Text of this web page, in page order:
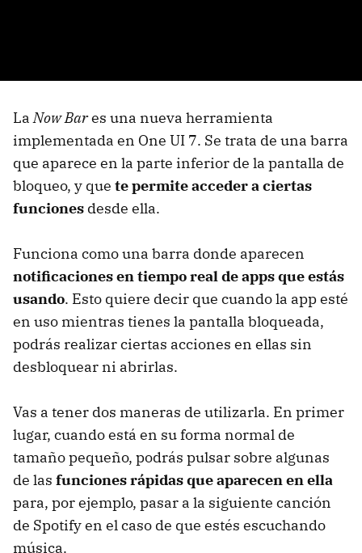
LaNow Bares una nueva herramienta
implementada en One UI 7. Se trata de una barra
que aparece en la parte inferior de la pantalla de
bloqueo, y que te permite acceder a ciertas
funciones desde ella.
Funciona como una barra donde aparecen
notificaciones en tiempo real de apps que estás
usando. Esto quiere decir que cuando la app esté
en uso mientras tienes la pantalla bloqueada,
podrás realizar ciertas acciones en ellas sin
desbloquear ni abrirlas.
Vas a tener dos maneras de utilizarla. En primer
lugar, cuando está en su forma normal de
tamaño pequeño, podrás pulsar sobre algunas
de las funciones rápidas que aparecen en ella
para, por ejemplo, pasar a la siguiente canción
de Spotify en el caso de que estés escuchando
música.